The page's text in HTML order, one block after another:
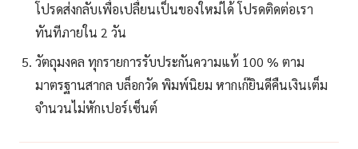
โปรดส่งกลับเพื่อเปลื่ยนเป็นของใหม่ได้ โปรดติดต่อเรา
ทันทีภายใน 2 วัน
วัตถุมงคล ทุกรายการรับประกันความแท้ 100 % ตาม
มาตรฐานสากล บล็อกวัด พิมพ์นิยม หากเก๊ยินดีคืนเงินเต็ม
จำนวนไม่หักเปอร์เซ็นต์